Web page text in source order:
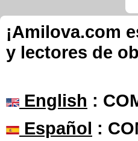
¡Amilova.com
y lectores de
English :
Español :